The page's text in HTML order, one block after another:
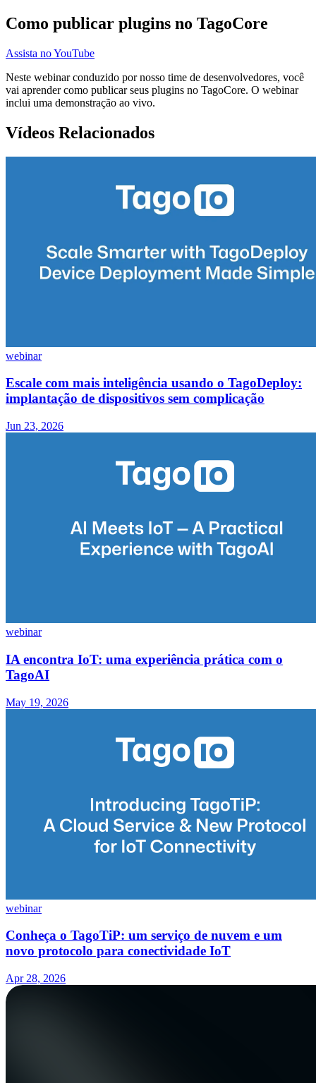
Como publicar plugins no TagoCore
Assista no YouTube
Neste webinar conduzido por nosso time de desenvolvedores, você
vai aprender como publicar seus plugins no TagoCore. O webinar
inclui uma demonstração ao vivo.
Vídeos Relacionados
webinar
Escale com mais inteligência usando o TagoDeploy:
implantação de dispositivos sem complicação
Jun 23, 2026
webinar
IA encontra IoT: uma experiência prática com o
TagoAI
May 19, 2026
webinar
Conheça o TagoTiP: um serviço de nuvem e um
novo protocolo para conectividade IoT
Apr 28, 2026